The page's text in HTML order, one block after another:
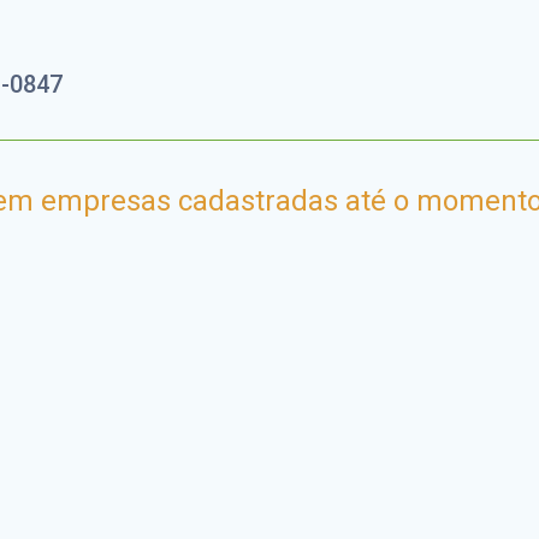
0847
empresas cadastradas até o